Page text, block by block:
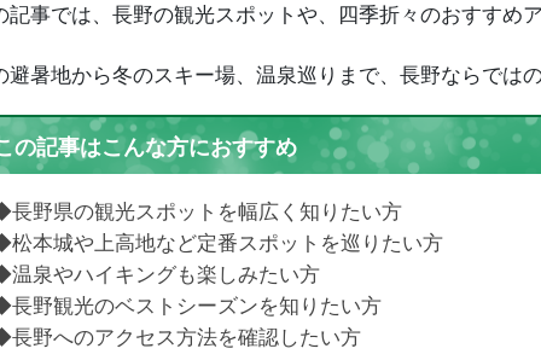
3.33. 地元グルメを堪能
長野県の観光シーズンとベストシーズン
4.1春（3月〜5月）
4.2夏（6月〜8月）
4.3秋（9月〜11月）
長野へのアクセス方法
5.11. 新幹線
5.22. 車でのアクセス
長野県観光ガイドに関するよくある質問 （FAQ）
まとめ
記事では、長野の観光スポットや、四季折々のおすすめ
避暑地から冬のスキー場、温泉巡りまで、長野ならでは
の記事はこんな方におすすめ
野県の観光スポットを幅広く知りたい方
本城や上高地など定番スポットを巡りたい方
泉やハイキングも楽しみたい方
野観光のベストシーズンを知りたい方
野へのアクセス方法を確認したい方